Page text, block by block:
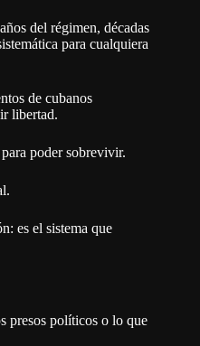
del régimen, décadas
para cualquiera
de cubanos
libertad.
poder sobrevivir.
es el sistema que
presos políticos o lo que